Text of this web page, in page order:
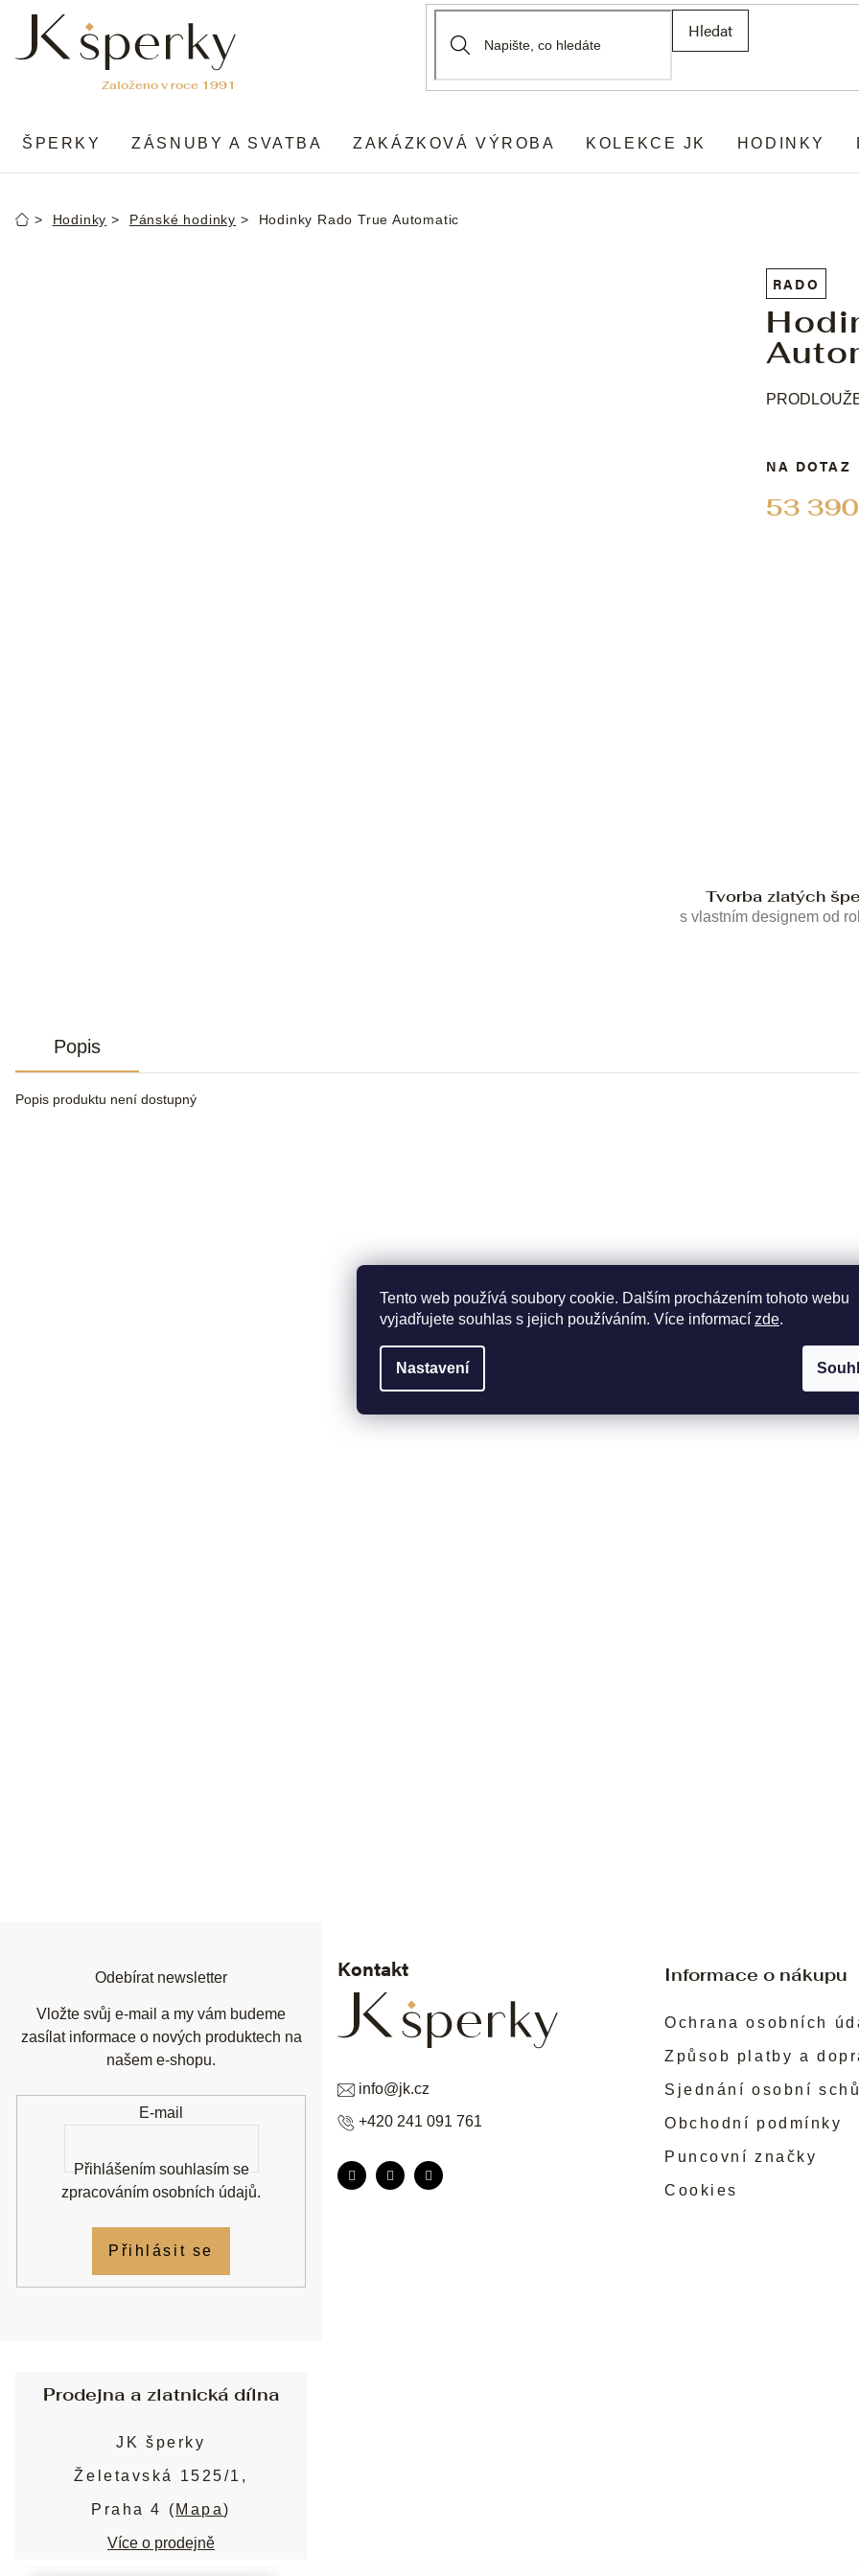
Tento web používá soubory cookie. Dalším procházením tohoto webu
vyjadřujete souhlas s jejich používáním. Více informací zde.
Nastavení
obsah
Hledat
ŠPERKY ZÁSNUBY A SVATBA ZAKÁZKOVÁ VÝROBA KOLEKCE JK HODINKY
DomůHodinky Pánské hodinky Hodinky Rado True Automatic
RADO
53
NA DOTAZ
Tvorba zlatých
s vlastním designem od
Popis
Popis produktu není dostupný
Informace o nákupu
Ochrana osobních
Způsob platby a
Sjednání osobní
Obchodní podmínky
Puncovní značky
Cookies
Kontakt
info@jk.cz
+420 241 091 761
Odebírat newsletter
Vložte svůj e-mail a my vám budeme
zasílat informace o nových produktech na
našem e-shopu.
E-mail
Přihlášením souhlasím se
zpracováním osobních údajů.
Přihlásit se
Prodejna a zlatnická dílna
JK šperky
Želetavská 1525/1,
Praha 4 ( Mapa)
Více o prodejně